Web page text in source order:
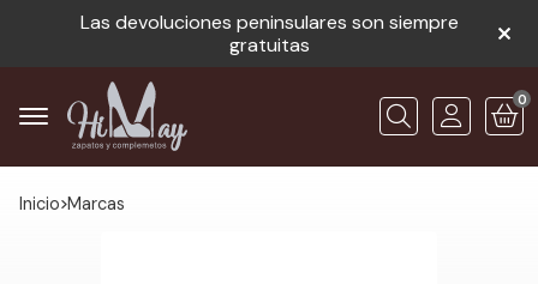
Las devoluciones peninsulares son siempre
gratuitas
Buscar
0
Inicio marcas